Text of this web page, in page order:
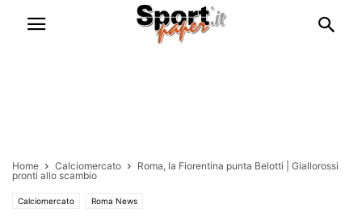
Home Calciomercato
Roma, la Fiorentina punta Belotti | Giallorossi
pronti allo scambio
Calciomercato Roma News